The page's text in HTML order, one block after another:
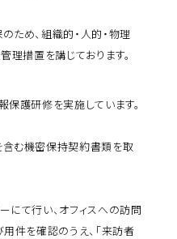
め、組織的・人的・物理
理措置を講じております。
護研修を実施しています。
む機密保持契約書類を取
て行い、オフィスへの訪問
件を確認のうえ、「来訪者